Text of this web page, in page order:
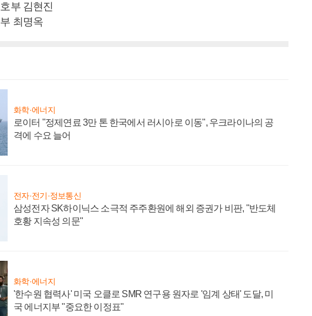
부 김현진
최명옥
화학·에너지
로이터 "정제연료 3만 톤 한국에서 러시아로 이동", 우크라이나의 공
격에 수요 늘어
전자·전기·정보통신
삼성전자 SK하이닉스 소극적 주주환원에 해외 증권가 비판, "반도체
호황 지속성 의문"
화학·에너지
'한수원 협력사' 미국 오클로 SMR 연구용 원자로 '임계 상태' 도달, 미
국 에너지부 "중요한 이정표"